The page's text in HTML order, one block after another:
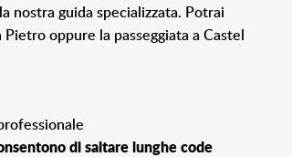
nostra guida specializzata. Potrai
oppure la passeggiata a Castel
di saltare lunghe code